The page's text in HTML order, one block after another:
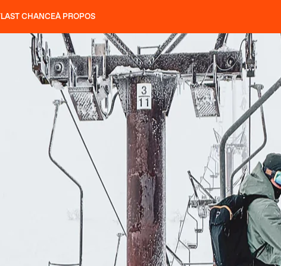
SLAP 112
SLAP 92 SLAP 92
UBAC 102 UBAC 108
COUTEAUX
LAST CHANCEÀ PROPOS
RECHERCHER